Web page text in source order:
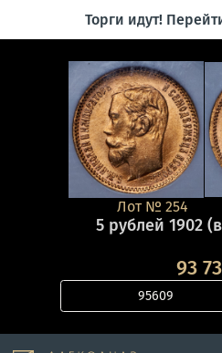
Торги идут!
Лот №254
5 рублей 1902
93